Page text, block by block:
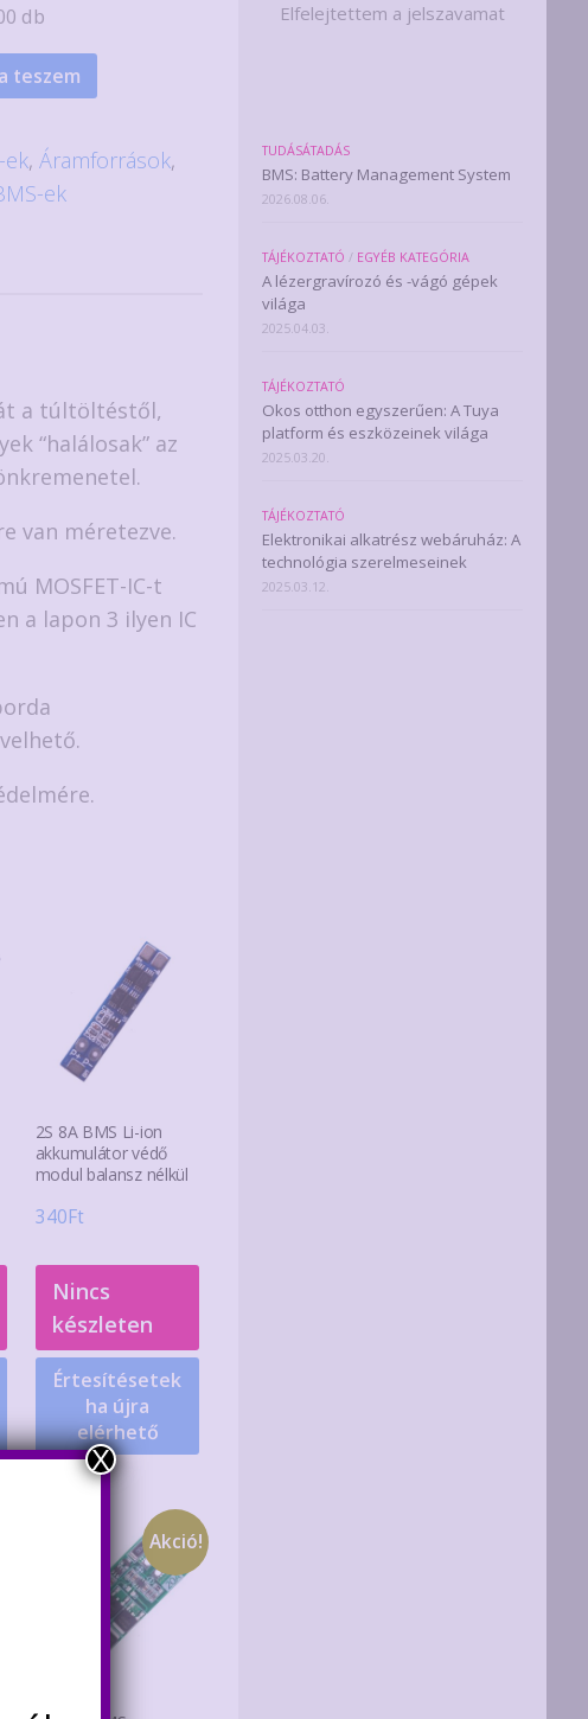
db
teszem
ek,Áramforrások,
ek
a túltöltéstől,
“halálosak” az
van méretezve.
MOSFET-IC-t
a lapon 3 ilyen IC
2S 8A BMS Li-ion
akkumulátor védő
modul balansz nélkül
340Ft
Nincs
készleten
Értesítésetek
ha újra
elérhető
Akció!
Elfelejtettem a jelszavamat
TUDÁSÁTADÁS
BMS: Battery Management System
2026.08.06.
TÁJÉKOZTATÓ / EGYÉB KATEGÓRIA
A lézergravírozó és -vágó gépek
világa
2025.04.03.
TÁJÉKOZTATÓ
Okos otthon egyszerűen: A Tuya
platform és eszközeinek világa
2025.03.20.
TÁJÉKOZTATÓ
Elektronikai alkatrész webáruház: A
technológia szerelmeseinek
2025.03.12.
X